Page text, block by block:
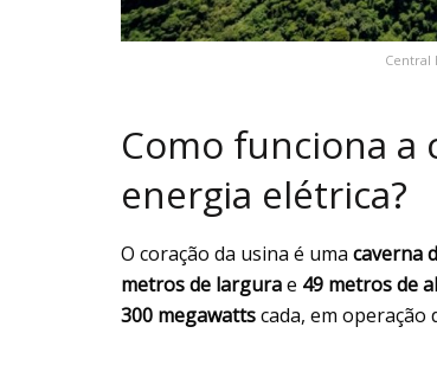
Central
Como funciona a
energia elétrica?
O coração da usina é uma caverna
metros de largurae 49 metros de
300 megawattscada, em